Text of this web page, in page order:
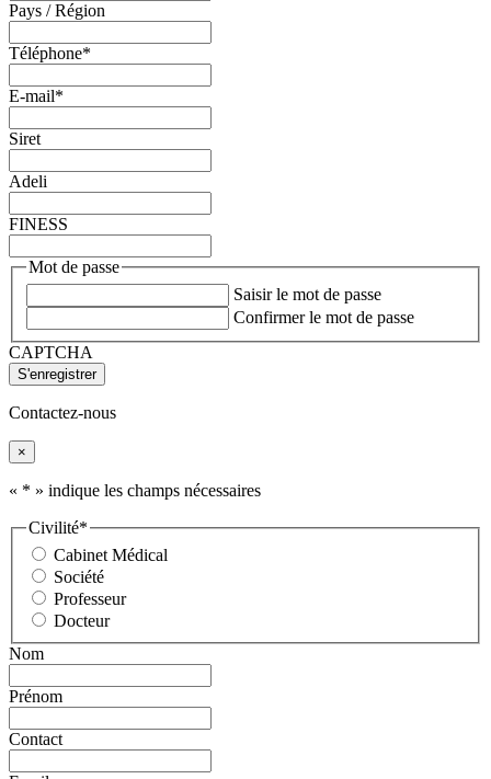
Pays / Région
Téléphone*
E-mail*
Siret
Adeli
FINESS
Mot de passe
Saisir le mot de passe
Confirmer le mot de passe
CAPTCHA
Contactez-nous
×
« * » indique les champs nécessaires
Civilité*
Cabinet Médical
Société
Professeur
Docteur
Nom
Prénom
Contact